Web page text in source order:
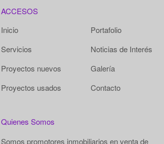
ACCESOS
Inicio
Portafolio
Servicios
Noticias de Interés
Proyectos nuevos
Galería
Proyectos usados
Contacto
Quienes Somos
Somos promotores inmobiliarios en venta de